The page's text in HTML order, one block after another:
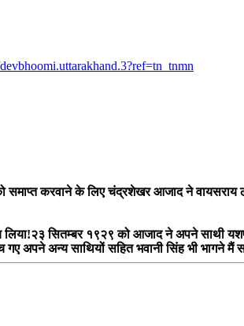
समाप्त करवाने के लिए चंद्रशेखर आजाद ने वायसराय
सितम्बर १९२९ को आजाद ने अपने साथी
गए अपने अन्य साथियों सहित भवानी सिंह भी भागने मैं